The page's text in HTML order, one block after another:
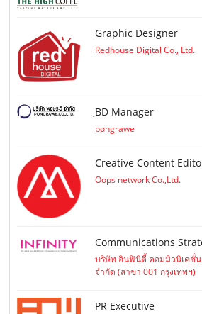
Graphic Designer
Redhouse Digital Co., Ltd.
ฺBD Manager
pongrawe
Creative Content
Oops network Co.,Ltd.
Communications
บริษัท อินฟินิตี้ คอมมิวนิเคชั่
จำกัด (สาขา 001 กรุงเทพฯ)
PR Executive